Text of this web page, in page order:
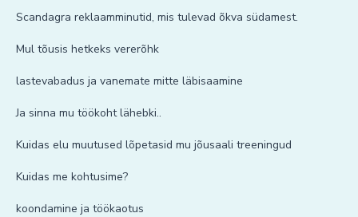
Scandagra reklaamminutid, mis tulevad õkva südamest.
Mul tõusis hetkeks vererõhk
lastevabadus ja vanemate mitte läbisaamine
Ja sinna mu töökoht lähebki..
Kuidas elu muutused lõpetasid mu jõusaali treeningud
Kuidas me kohtusime?
koondamine ja töökaotus